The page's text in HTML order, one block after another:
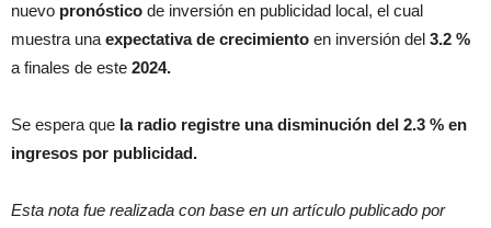
nuevo pronóstico de inversión en publicidad local, el cual
muestra una expectativa de crecimiento en inversión del 3.2 %
a finales de este 2024.
Se espera que la radio registre una disminución del 2.3 % en
ingresos por publicidad.
Esta nota fue realizada con base en un artículo publicado por